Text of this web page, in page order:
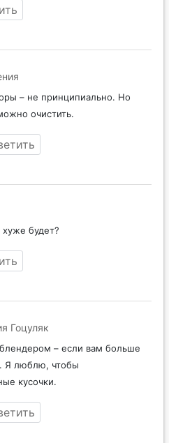
– не принципиально. Но
очистить.
будет?
Гоцуляк
– если вам больше
Я люблю, чтобы
кусочки.